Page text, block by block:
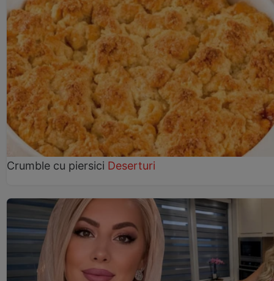
Crumble cu piersici Deserturi